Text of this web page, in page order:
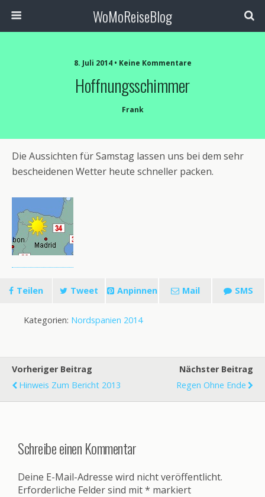
WoMoReiseBlog
8. Juli 2014 • Keine Kommentare
Hoffnungsschimmer
Frank
Die Aussichten für Samstag lassen uns bei dem sehr
bescheidenen Wetter heute schneller packen.
Teilen Tweet Anpinnen Mail SMS
Kategorien: Nordspanien 2014
Vorheriger Beitrag
Hinweis Zum Bericht 2013
Nächster Beitrag
Regen Ohne Ende
Schreibe einen Kommentar
Deine E-Mail-Adresse wird nicht veröffentlicht.
Erforderliche Felder sind mit* markiert